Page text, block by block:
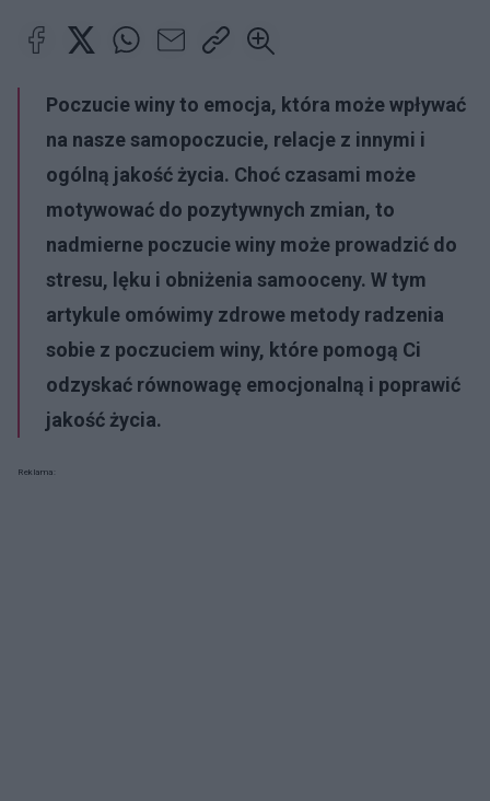
Poczucie winy to emocja, która może wpływać
na nasze samopoczucie, relacje z innymi i
ogólną jakość życia. Choć czasami może
motywować do pozytywnych zmian, to
nadmierne poczucie winy może prowadzić do
stresu, lęku i obniżenia samooceny. W tym
artykule omówimy zdrowe metody radzenia
sobie z poczuciem winy, które pomogą Ci
odzyskać równowagę emocjonalną i poprawić
jakość życia.
Reklama: